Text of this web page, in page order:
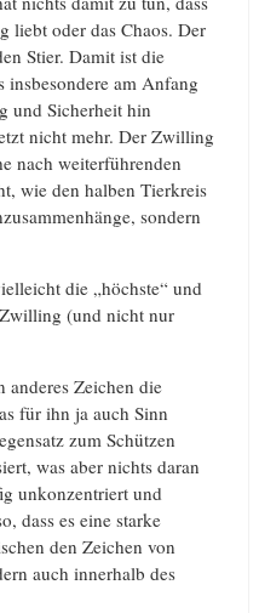
liebt oder das Chaos. Der
Stier. Damit ist die
am Anfang
und Sicherheit hin
nicht mehr. Der Zwilling
nach weiterführenden
wie den halben Tierkreis
sondern
die „höchste“ und
(und nicht nur
anderes Zeichen die
für ihn ja auch Sinn
zum Schützen
was aber nichts daran
unkonzentriert und
dass es eine starke
den Zeichen von
auch innerhalb des